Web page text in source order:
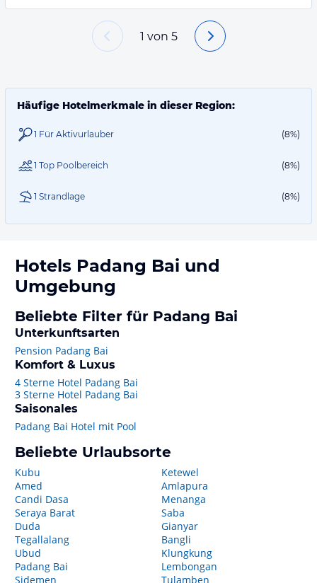
1 von 5
Häufige Hotelmerkmale in dieser Region:
1 Für Aktivurlauber (8%)
1 Top Poolbereich (8%)
1 Strandlage (8%)
Hotels Padang Bai und
Umgebung
Beliebte Filter für Padang Bai
Unterkunftsarten
Pension Padang Bai
Komfort & Luxus
4 Sterne Hotel Padang Bai
3 Sterne Hotel Padang Bai
Saisonales
Padang Bai Hotel mit Pool
Beliebte Urlaubsorte
Kubu
Amed
Candi Dasa
Seraya Barat
Duda
Tegallalang
Ubud
Padang Bai
Sidemen
Ketewel
Amlapura
Menanga
Saba
Gianyar
Bangli
Klungkung
Lembongan
Tulamben